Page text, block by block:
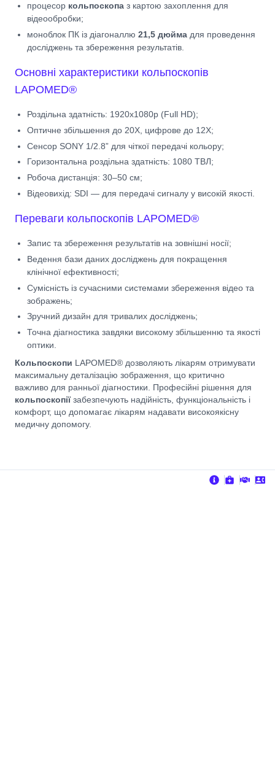
процесор кольпоскопа з картою захоплення для
відеообробки;
моноблок ПК із діагоналлю 21,5 дюйма для проведення
досліджень та збереження результатів.
Основні характеристики кольпоскопів
LAPOMED®
Роздільна здатність: 1920x1080p (Full HD);
Оптичне збільшення до 20Х, цифрове до 12Х;
Сенсор SONY 1/2.8” для чіткої передачі кольору;
Горизонтальна роздільна здатність: 1080 ТВЛ;
Робоча дистанція: 30–50 см;
Відеовихід: SDI — для передачі сигналу у високій якості.
Переваги кольпоскопів LAPOMED®
Запис та збереження результатів на зовнішні носії;
Ведення бази даних досліджень для покращення
клінічної ефективності;
Сумісність із сучасними системами збереження відео та
зображень;
Зручний дизайн для тривалих досліджень;
Точна діагностика завдяки високому збільшенню та якості
оптики.
Кольпоскопи LAPOMED® дозволяють лікарям отримувати
максимальну деталізацію зображення, що критично
важливо для ранньої діагностики. Професійні рішення для
кольпоскопіїзабезпечують надійність, функціональність і
комфорт, що допомагає лікарям надавати високоякісну
медичну допомогу.